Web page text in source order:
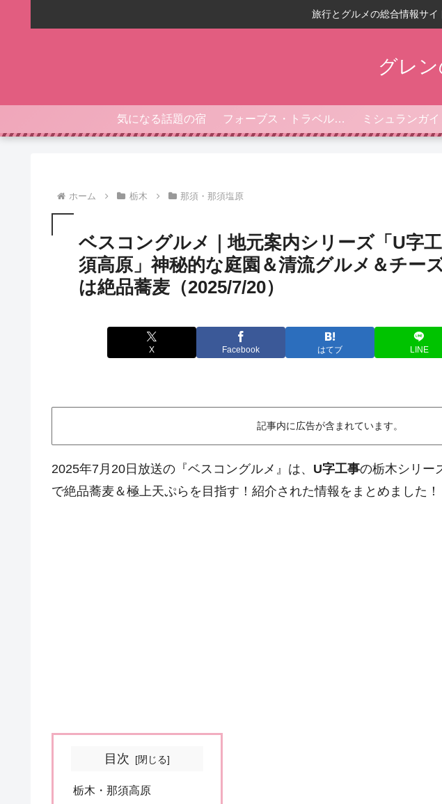
旅行とグルメの総合情報サイ
グレ
気になる話題の宿 フォーブス・トラベルガイド ミシュランガイ
ホーム 栃木 那須・那須塩原
ベスコングルメ｜地元案内シリーズ「U字
須高原」神秘的な庭園＆清流グルメ＆チー
は絶品蕎麦（2025/7/20）
X Facebook はてブ LINE
記事内に広告が含まれています。
2025年7月20日放送の『ベスコングルメ』は、 U字工事の栃木シリー
で絶品蕎麦＆極上天ぷらを目指す！紹介された情報をまとめました！
目次
栃木・那須高原